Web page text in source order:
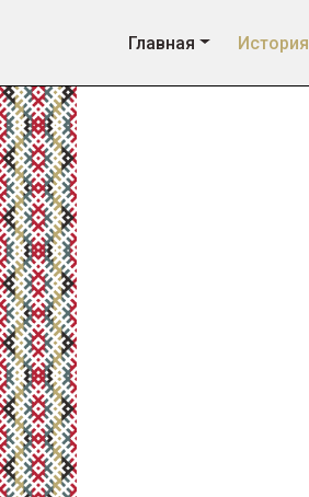
Главная История